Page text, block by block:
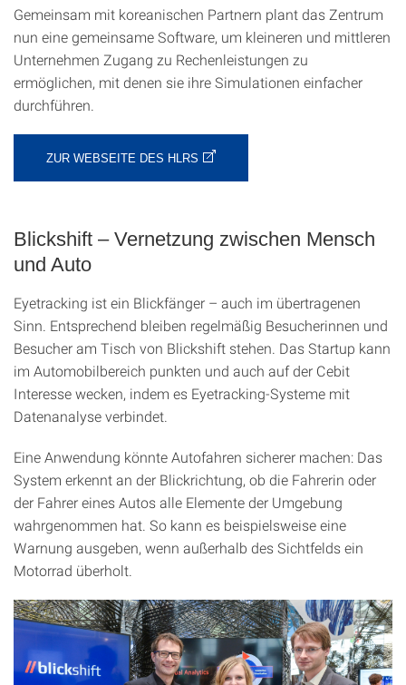
Gemeinsam mit koreanischen Partnern plant das Zentrum
nun eine gemeinsame Software, um kleineren und mittleren
Unternehmen Zugang zu Rechenleistungen zu
ermöglichen, mit denen sie ihre Simulationen einfacher
durchführen.
ZUR WEBSEITE DES HLRS
Blickshift – Vernetzung zwischen Mensch
und Auto
Eyetracking ist ein Blickfänger – auch im übertragenen
Sinn. Entsprechend bleiben regelmäßig Besucherinnen und
Besucher am Tisch von Blickshift stehen. Das Startup kann
im Automobilbereich punkten und auch auf der Cebit
Interesse wecken, indem es Eyetracking-Systeme mit
Datenanalyse verbindet.
Eine Anwendung könnte Autofahren sicherer machen: Das
System erkennt an der Blickrichtung, ob die Fahrerin oder
der Fahrer eines Autos alle Elemente der Umgebung
wahrgenommen hat. So kann es beispielsweise eine
Warnung ausgeben, wenn außerhalb des Sichtfelds ein
Motorrad überholt.